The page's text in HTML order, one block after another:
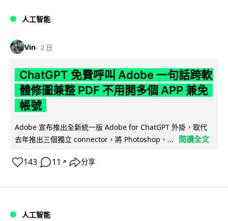
人工智能
Vin 2 日
ChatGPT 免費呼叫 Adobe 一句話跨軟
體修圖兼整 PDF 不用開多個 APP 兼免
帳號
Adobe 宣布推出全新統一版 Adobe for ChatGPT 外掛，取代
去年推出三個獨立 connector，將 Photoshop、...
閱讀全文
143 11 ↗ 分享
人工智能